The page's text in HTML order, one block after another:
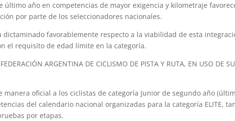
último año en competencias de mayor exigencia y kilometraje
por parte de los seleccionadores nacionales.
dictaminado favorablemente respecto a la viabilidad de esta
el requisito de edad límite en la categoría.
ARGENTINA DE CICLISMO DE PISTA Y RUTA, EN USO DE
manera oficial a los ciclistas de categoría Junior de segundo año
del calendario nacional organizadas para la categoría ELITE,
por etapas.